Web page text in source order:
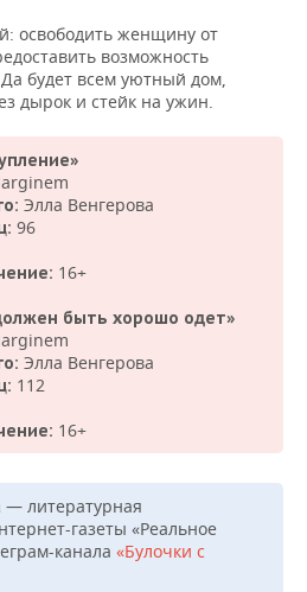
освободить женщину от
возможность
будет всем уютный дом,
дырок и стейк на ужин.
Элла Венгерова
96
16+
быть хорошо одет»
Элла Венгерова
112
16+
— литературная
газеты «Реальное
канала «Булочки с